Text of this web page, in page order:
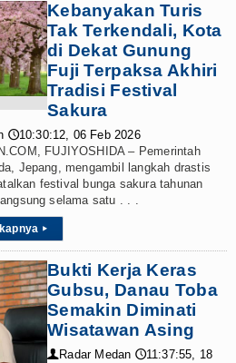
Kebanyakan Turis
Tak Terkendali, Kota
di Dekat Gunung
Fuji Terpaksa Akhiri
Tradisi Festival
Sakura
🕔10:30:12, 06 Feb 2026
FUJIYOSHIDA – Pemerintah
Jepang, mengambil langkah drastis
festival bunga sakura tahunan
selama satu . . .
▸
Bukti Kerja Keras
Gubsu, Danau Toba
Semakin Diminati
Wisatawan Asing
👤 Radar Medan 🕔11:37:55, 18